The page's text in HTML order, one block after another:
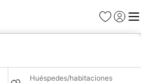
Favoritos
Iniciar
Huéspedes/habitaciones